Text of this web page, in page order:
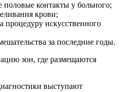
контакты у больного;
крови;
процедуру искусственного
за последние годы.
зон, где размещаются
выступают